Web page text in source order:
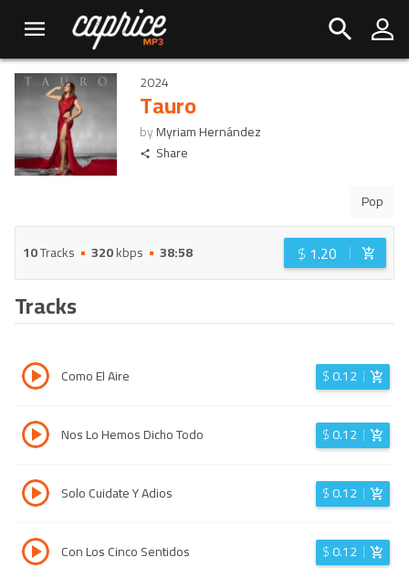
2024
Tauro
byMyriam Hernández
Share
Pop
10Tracks 320kbps 38:58 $ 1.20
Tracks
Como El Aire $0.12
Nos Lo Hemos Dicho Todo $0.12
Solo Cuidate Y Adios $0.12
Con Los Cinco Sentidos $0.12